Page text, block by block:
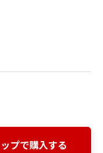
プで購入する